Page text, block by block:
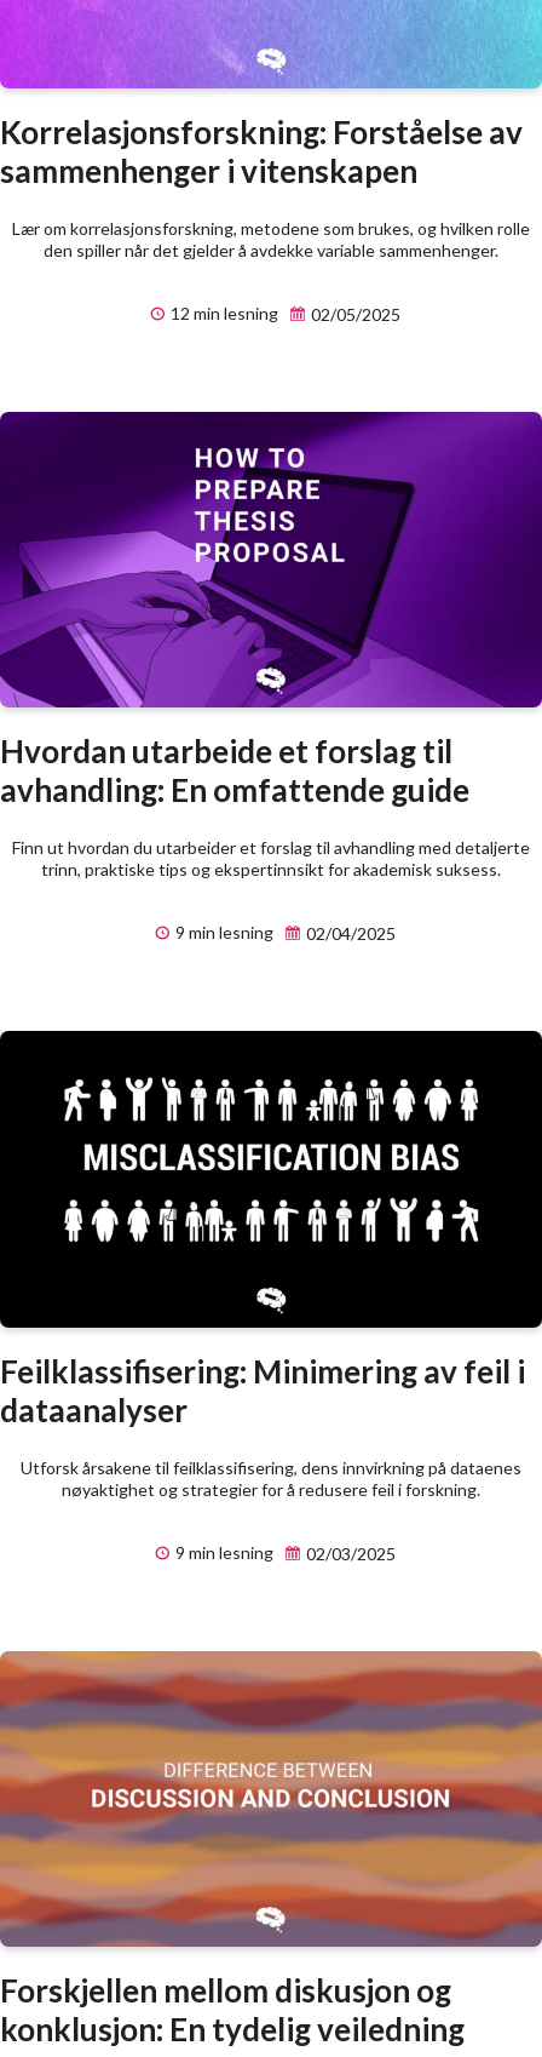
Korrelasjonsforskning: Forståelse av
sammenhenger i vitenskapen
Lær om korrelasjonsforskning, metodene som brukes, og hvilken rolle
den spiller når det gjelder å avdekke variable sammenhenger.
12 min lesning 02/05/2025
Hvordan utarbeide et forslag til
avhandling: En omfattende guide
Finn ut hvordan du utarbeider et forslag til avhandling med detaljerte
trinn, praktiske tips og ekspertinnsikt for akademisk suksess.
9 min lesning 02/04/2025
Feilklassifisering: Minimering av feil i
dataanalyser
Utforsk årsakene til feilklassifisering, dens innvirkning på dataenes
nøyaktighet og strategier for å redusere feil i forskning.
9 min lesning 02/03/2025
Forskjellen mellom diskusjon og
konklusjon: En tydelig veiledning